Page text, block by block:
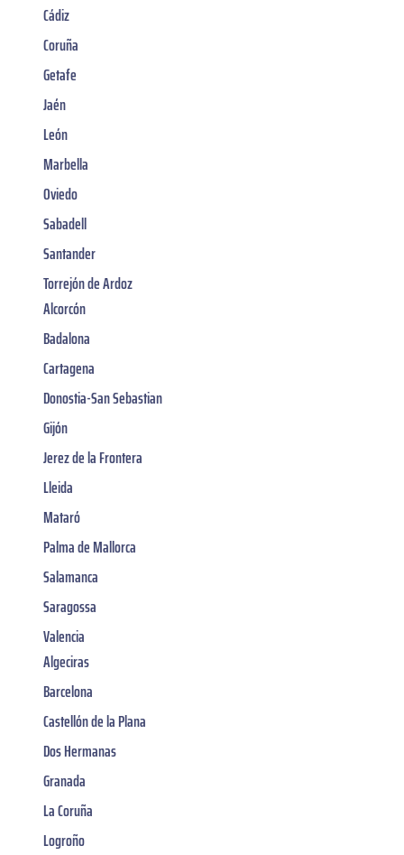
Cádiz
Coruña
Getafe
Jaén
León
Marbella
Oviedo
Sabadell
Santander
Torrejón de Ardoz
Alcorcón
Badalona
Cartagena
Donostia-San Sebastian
Gijón
Jerez de la Frontera
Lleida
Mataró
Palma de Mallorca
Salamanca
Saragossa
Valencia
Algeciras
Barcelona
Castellón de la Plana
Dos Hermanas
Granada
La Coruña
Logroño